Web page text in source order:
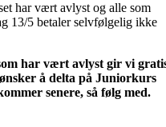
har vært avlyst og alle som
13/5 betaler selvfølgelig ikke
har vært avlyst gir vi
å delta på Juniorkurs
senere, så følg med.